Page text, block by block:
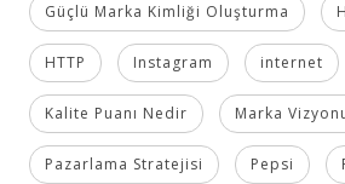
Güçlü Marka Kimliği Oluşturma
HTTP Instagram internet
Kalite Puanı Nedir Marka
Pazarlama Stratejisi Pepsi